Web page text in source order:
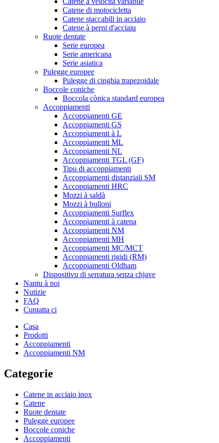
Catene di motocicletta
Catene staccabili in acciaio
Catene à perni d'acciaiu
Ruote dentate
Serie europea
Serie americana
Serie asiatica
Pulegge europee
Pulegge di cinghia trapezoidale
Boccole coniche
Boccola cònica standard europea
Accoppiamenti
Accoppiamenti GE
Accoppiamenti GS
Accoppiamenti à L
Accoppiamenti ML
Accoppiamenti NL
Accoppiamenti TGL (GF)
Tipu di accoppiamenti
Accoppiamenti distanziali SM
Accoppiamenti HRC
Mozzi à saldà
Mozzi à bulloni
Accoppiamenti Surflex
Accoppiamenti à catena
Accoppiamenti NM
Accoppiamenti MH
Accoppiamenti MC/MCT
Accoppiamenti rigidi (RM)
Accoppiamenti Oldham
Dispositivu di serratura senza chjave
Nantu à noi
Nutizie
FAQ
Cuntatta ci
Casa
Prodotti
Accoppiamenti
Accoppiamenti NM
Categorie
Catene in acciaio inox
Catene
Ruote dentate
Pulegge europee
Boccole coniche
Accoppiamenti